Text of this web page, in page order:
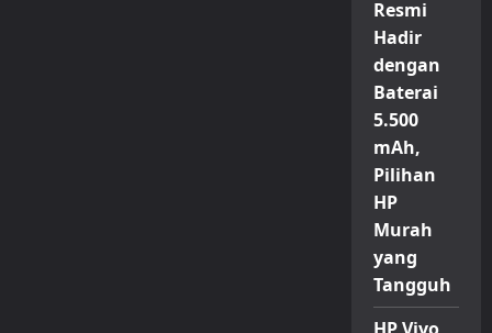
Resmi
Hadir
dengan
Baterai
5.500
mAh,
Pilihan
HP
Murah
yang
Tangguh